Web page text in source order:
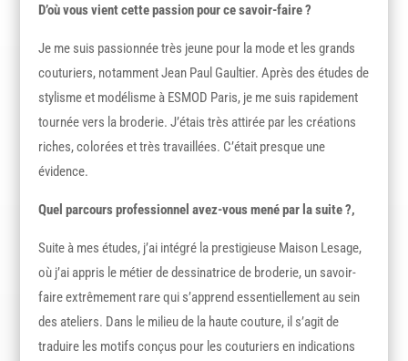
D’où vous vient cette passion pour ce savoir-faire ?
Je me suis passionnée très jeune pour la mode et les grands
couturiers, notamment Jean Paul Gaultier. Après des études de
stylisme et modélisme à ESMOD Paris, je me suis rapidement
tournée vers la broderie. J’étais très attirée par les créations
riches, colorées et très travaillées. C’était presque une
évidence.
Quel parcours professionnel avez-vous mené par la suite ?,
Suite à mes études, j’ai intégré la prestigieuse Maison Lesage,
où j’ai appris le métier de dessinatrice de broderie, un savoir-
faire extrêmement rare qui s’apprend essentiellement au sein
des ateliers. Dans le milieu de la haute couture, il s’agit de
traduire les motifs conçus pour les couturiers en indications